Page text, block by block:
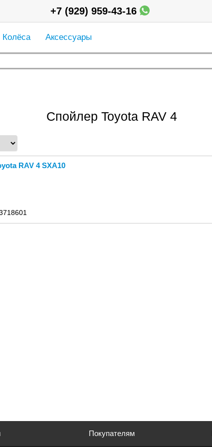
+7 (929) 959-43-16
Колёса Аксессуары
Спойлер Toyota RAV 4
RAV 4 SXA10
Покупателям